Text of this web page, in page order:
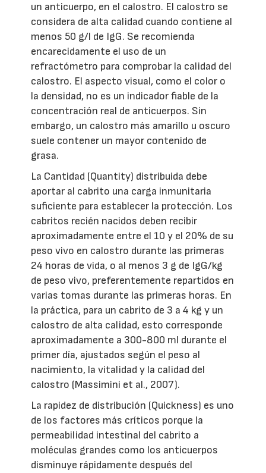
un anticuerpo, en el calostro. El calostro se
considera de alta calidad cuando contiene al
menos 50 g/l de IgG. Se recomienda
encarecidamente el uso de un
refractómetro para comprobar la calidad del
calostro. El aspecto visual, como el color o
la densidad, no es un indicador fiable de la
concentración real de anticuerpos. Sin
embargo, un calostro más amarillo u oscuro
suele contener un mayor contenido de
grasa.
La Cantidad (Quantity) distribuida debe
aportar al cabrito una carga inmunitaria
suficiente para establecer la protección. Los
cabritos recién nacidos deben recibir
aproximadamente entre el 10 y el 20% de su
peso vivo en calostro durante las primeras
24 horas de vida, o al menos 3 g de IgG/kg
de peso vivo, preferentemente repartidos en
varias tomas durante las primeras horas. En
la práctica, para un cabrito de 3 a 4 kg y un
calostro de alta calidad, esto corresponde
aproximadamente a 300-800 ml durante el
primer día, ajustados según el peso al
nacimiento, la vitalidad y la calidad del
calostro (Massimini et al., 2007).
La rapidez de distribución (Quickness) es uno
de los factores más críticos porque la
permeabilidad intestinal del cabrito a
moléculas grandes como los anticuerpos
disminuye rápidamente después del